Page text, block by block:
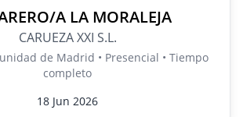
A LA MORALEJA
CARUEZA XXI S.L.
de Madrid • Presencial • Tiempo
completo
18 Jun 2026